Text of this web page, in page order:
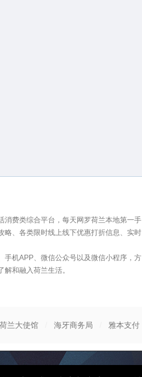
消费类综合平台，每天网罗荷兰本地第一手
略、各类限时线上线下优惠打折信息、实时
手机APP、微信公众号以及微信小程序，方
和融入荷兰生活。
兰大使馆 海牙商务局 雅本支付